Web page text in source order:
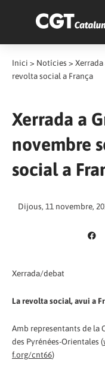
Inici > Notícies >
revolta social a França
Xerrada a
novembre
social a
Dijous, 11 novembre,
Xerrada/debat
La revolta social, avui a
Amb representants de la
des Pyrénées-Orientales (
f.org/cnt66)